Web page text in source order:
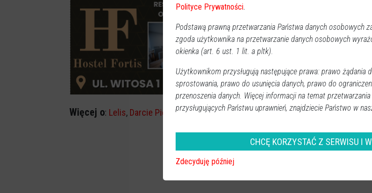
Więcej o: Lelis, Darcie Pierza,przegląd
Polityce Prywatności.
Podstawą prawną przetwarzania Państwa danych osobowych
zgoda użytkownika na przetwarzanie danych osobowych
okienka (art. 6 ust. 1 lit. a pltk).
Użytkownikom przysługują następujące prawa: prawo
sprostowania, prawo do usunięcia danych, prawo do
przenoszenia danych. Więcej informacji na temat
przysługujących Państwu uprawnień, znajdziecie Państwo w
CHCĘ KORZYSTAĆ Z SERWISU I
Zdecyduję później